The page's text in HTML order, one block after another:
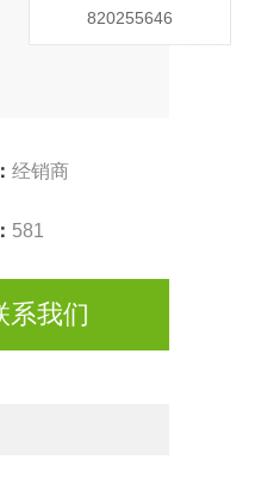
经销商
581
系我们
820255646